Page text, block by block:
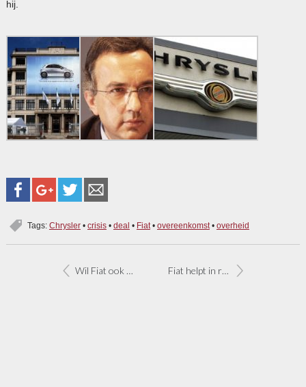
hij.
Tags: Chrysler• crisis• deal • Fiat• overeenkomst• overheid
Wil Fiat ook samengaan met Opel? Fiat helpt in rampgebied L’Aquila